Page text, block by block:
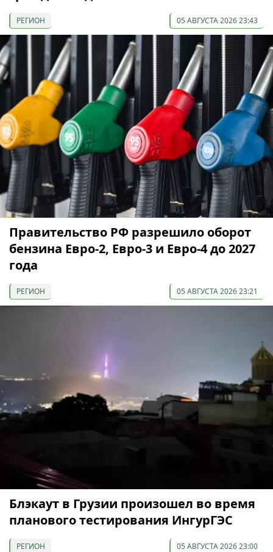
РЕГИОН 05 АВГУСТА 2026 23:43
Правительство РФ разрешило оборот
бензина Евро-2, Евро-3 и Евро-4 до 2027
года
РЕГИОН 05 АВГУСТА 2026 23:21
Блэкаут в Грузии произошел во время
планового тестирования ИнгурГЭС
РЕГИОН 05 АВГУСТА 2026 23:00